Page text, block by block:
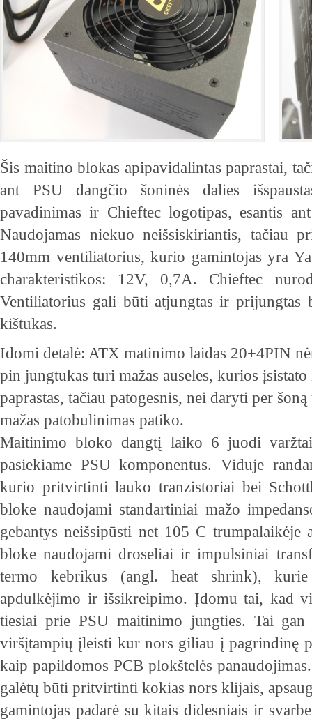
Šis maitino blokas apipavidalintas paprastai,
ant PSU dangčio šoninės dalies
pavadinimas ir Chieftec logotipas, esantis
Naudojamas niekuo neišsiskiriantis, tačiau
140mm ventiliatorius, kurio gamintojas yra
charakteristikos: 12V, 0,7A. Chieftec
Ventiliatorius gali būti atjungtas ir
kištukas.
Idomi detalė: ATX matinimo laidas 20+4PIN
pin jungtukas turi mažas auseles, kurios
paprastas, tačiau patogesnis, nei daryti per
mažas patobulinimas patiko.
Maitinimo bloko dangtį laiko 6 juodi
pasiekiame PSU komponentus. Viduje
kurio pritvirtinti lauko tranzistoriai bei
bloke naudojami standartiniai mažo
gebantys neišsipūsti net 105 C
bloke naudojami droseliai ir impulsiniai
termo kebrikus (angl. heat shrink),
apdulkėjimo ir išsikreipimo. Įdomu tai, kad
tiesiai prie PSU maitinimo jungties. Tai gan
viršįtampių įleisti kur nors giliau į pagrindinę
kaip papildomos PCB plokštelės
galėtų būti pritvirtinti kokias nors klijais,
gamintojas padarė su kitais didesniais ir